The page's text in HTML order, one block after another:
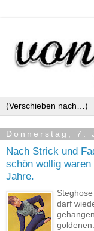
Donnerstag, 7.
Nach Strick und
schön wollig waren
Jahre.
darf